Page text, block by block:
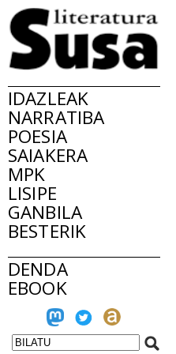
IDAZLEAK
NARRATIBA
POESIA
SAIAKERA
MPK
LISIPE
GANBILA
BESTERIK
DENDA
EBOOK